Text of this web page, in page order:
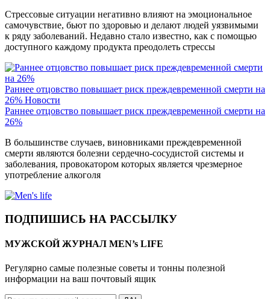
Стрессовые ситуации негативно влияют на эмоциональное
самочувствие, бьют по здоровью и делают людей уязвимыми
к ряду заболеваний. Недавно стало известно, как с помощью
доступного каждому продукта преодолеть стрессы
Раннее отцовство повышает риск преждевременной смерти на
26% Новости
Раннее отцовство повышает риск преждевременной смерти на
26%
В большинстве случаев, виновниками преждевременной
смерти являются болезни сердечно-сосудистой системы и
заболевания, провокатором которых является чрезмерное
употребление алкоголя
ПОДПИШИСЬ НА РАССЫЛКУ
МУЖСКОЙ ЖУРНАЛ MEN’s LIFE
Регулярно самые полезные советы и тонны полезной
информации на ваш почтовый ящик